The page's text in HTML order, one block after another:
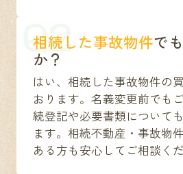
Q2
相続した事故物件で
か？
はい、相続した事故物件の
おります。名義変更前でも
続登記や必要書類について
ます。相続不動産・事故物
ある方も安心してご相談くだ